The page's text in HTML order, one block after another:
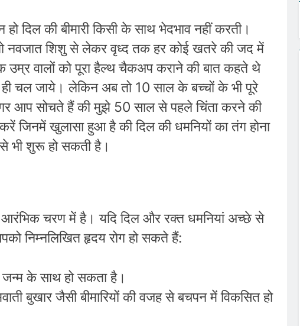
दिल की बीमारी किसी के साथ भेदभाव नहीं करती।
तो नवजात शिशु से लेकर वृध्द तक हर कोई खतरे की जद में
वालों को पूरा हैल्थ चैकअप कराने की बात कहते थे
ही चल जाये। लेकिन अब तो 10 साल के बच्चों के भी पूरे
आप सोचते हैं की मुझे 50 साल से पहले चिंता करने की
जिनमें खुलासा हुआ है की दिल की धमनियों का तंग होना
भी शुरू हो सकती है।
आरंभिक चरण में है। यदि दिल और रक्त धमनियां अच्छे से
निम्नलिखित हृदय रोग हो सकते हैं:
जन्म के साथ हो सकता है।
बुखार जैसी बीमारियों की वजह से बचपन में विकसित हो